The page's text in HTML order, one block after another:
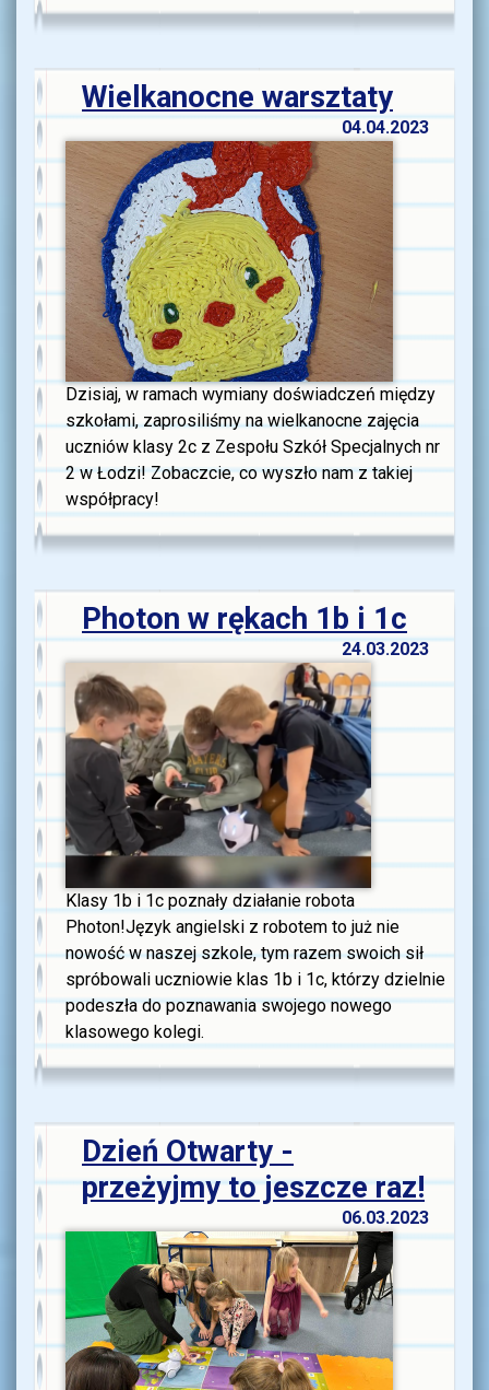
Wielkanocne warsztaty
04.04.2023
Dzisiaj, w ramach wymiany doświadczeń między
szkołami, zaprosiliśmy na wielkanocne zajęcia
uczniów klasy 2c z Zespołu Szkół Specjalnych nr
2 w Łodzi! Zobaczcie, co wyszło nam z takiej
współpracy!
Photon w rękach 1b i 1c
24.03.2023
Klasy 1b i 1c poznały działanie robota
Photon!Język angielski z robotem to już nie
nowość w naszej szkole, tym razem swoich sił
spróbowali uczniowie klas 1b i 1c, którzy dzielnie
podeszła do poznawania swojego nowego
klasowego kolegi.
Dzień Otwarty -
przeżyjmy to jeszcze raz!
06.03.2023